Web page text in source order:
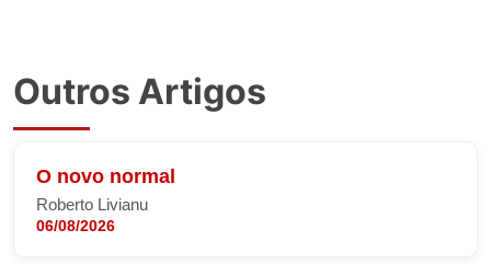
Outros Artigos
O novo normal
Roberto Livianu
06/08/2026